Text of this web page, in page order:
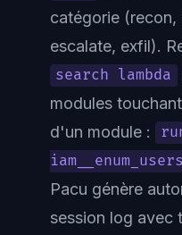
catégorie (recon,
escalate, exfil).
search lambda
modules
d'un module :
Pacu génère
session log avec